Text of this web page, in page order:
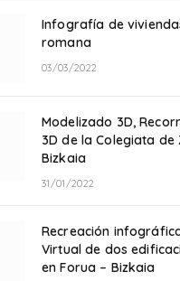
Infografía de
romana
03/03/2022
Modelizado 3D,
3D de la Colegiata de
Bizkaia
31/01/2022
Recreación
Virtual de dos
en Forua – Bizkaia